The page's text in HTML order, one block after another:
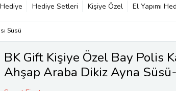
Hediye Hediye Setleri Kişiye Özel El Yapımı
Süsü
BK Gift Kişiye Özel Bay Polis
Ahşap Araba Dikiz Ayna